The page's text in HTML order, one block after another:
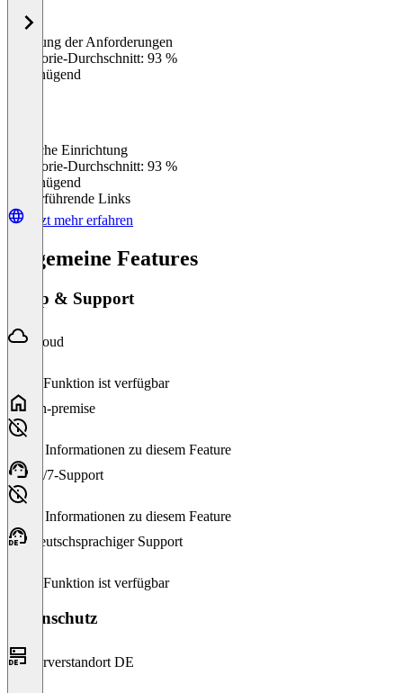
Erfüllung der Anforderungen
Kategorie-Durchschnitt: 93 %
Ungenügend
Einfache Einrichtung
Kategorie-Durchschnitt: 93 %
Ungenügend
Weiterführende Links
Jetzt mehr erfahren
Allgemeine Features
Setup & Support
Cloud
Diese Funktion ist verfügbar
On-premise
Keine Informationen zu diesem Feature
24/7-Support
Keine Informationen zu diesem Feature
Deutschsprachiger Support
Diese Funktion ist verfügbar
Datenschutz
Serverstandort DE